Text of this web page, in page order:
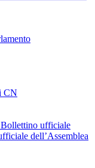
CN
ufficiale
dell’Assemblea